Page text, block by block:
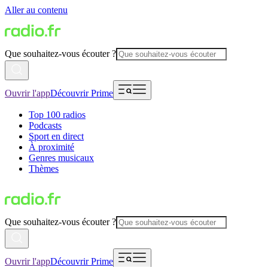
Aller au contenu
Que souhaitez-vous écouter ?
Ouvrir l'appDécouvrir Prime
Top 100 radios
Podcasts
Sport en direct
À proximité
Genres musicaux
Thèmes
Que souhaitez-vous écouter ?
Ouvrir l'appDécouvrir Prime